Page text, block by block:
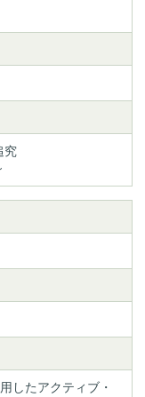
究
したアクティブ・